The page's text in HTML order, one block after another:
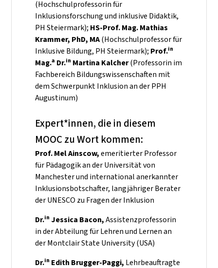
(Hochschulprofessorin für
Inklusionsforschung und inklusive Didaktik,
PH Steiermark); HS-Prof. Mag. Mathias
Krammer, PhD, MA(Hochschulprofessor für
Inklusive Bildung, PH Steiermark); Prof.in
Mag.a Dr.in Martina Kalcher(Professorin im
Fachbereich Bildungswissenschaften mit
dem Schwerpunkt Inklusion an der PPH
Augustinum)
Expert*innen, die in diesem
MOOC zu Wort kommen:
Prof. Mel Ainscow,emeritierter Professor
für Pädagogik an der Universität von
Manchester und international anerkannter
Inklusionsbotschafter, langjähriger Berater
der UNESCO zu Fragen der Inklusion
Dr.in Jessica Bacon,Assistenzprofessorin
in der Abteilung für Lehren und Lernen an
der Montclair State University (USA)
Dr.in Edith Brugger-Paggi, Lehrbeauftragte